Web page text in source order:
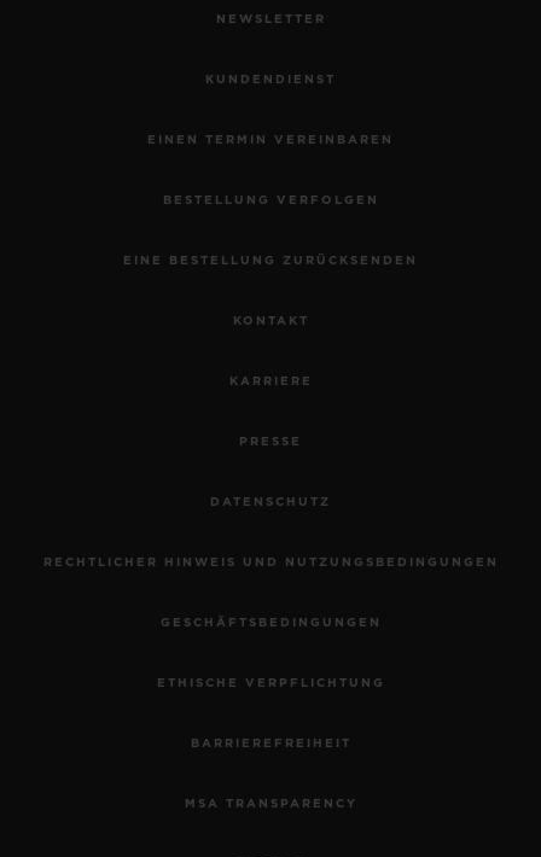
NEWSLETTER
KUNDENDIENST
EINEN TERMIN VEREINBAREN
BESTELLUNG VERFOLGEN
EINE BESTELLUNG ZURÜCKSENDEN
KONTAKT
KARRIERE
PRESSE
DATENSCHUTZ
RECHTLICHER HINWEIS UND NUTZUNGSBEDINGUNGEN
GESCHÄFTSBEDINGUNGEN
ETHISCHE VERPFLICHTUNG
BARRIEREFREIHEIT
MSA TRANSPARENCY